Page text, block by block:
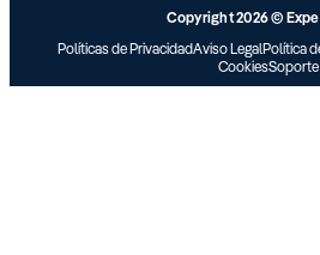
Copyright 2026 ©
Políticas de PrivacidadAviso LegalPolítica
CookiesSoporte